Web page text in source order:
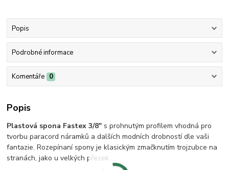
Popis
Podrobné informace
Komentáře 0
Popis
Plastová spona Fastex3/8" s prohnutým profilem vhodná pro
tvorbu paracord náramků a dalších modních drobností dle vaši
fantazie. Rozepínaní spony je klasickým zmačknutím trojzubce na
stranách, jako u velkých přezek.